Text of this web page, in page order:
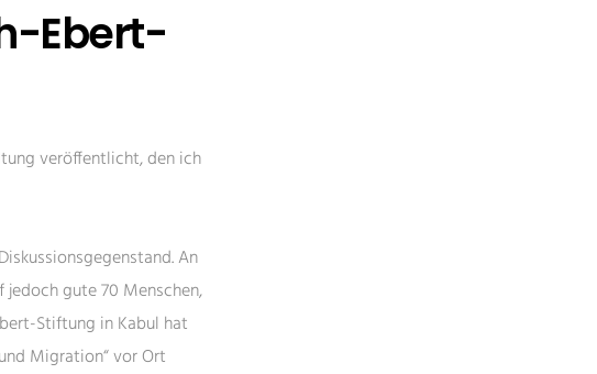
Ebert-
veröffentlicht, den ich
An
gute 70 Menschen,
Stiftung in Kabul hat
Migration“ vor Ort